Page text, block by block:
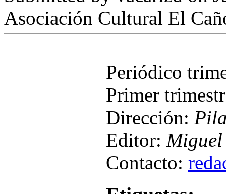
Asociación Cultural El
Periódico
Primer
Dirección:
Editor: Miguel
Contacto: